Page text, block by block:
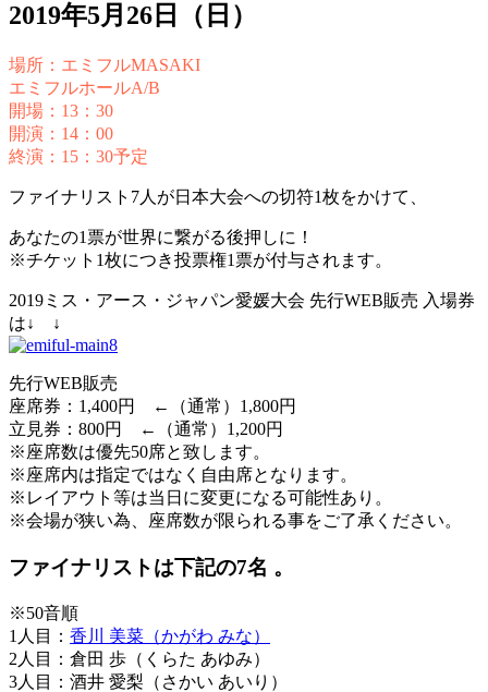
2019年5月26日（日）
場所：エミフルMASAKI
エミフルホールA/B
開場：13：30
開演：14：00
終演：15：30予定
ファイナリスト7人が日本大会への切符1枚をかけて、
あなたの1票が世界に繋がる後押しに！
※チケット1枚につき投票権1票が付与されます。
2019ミス・アース・ジャパン愛媛大会 先行WEB販売 入場券
は↓ ↓
先行WEB販売
座席券：1,400円 ←（通常）1,800円
立見券：800円 ←（通常）1,200円
※座席数は優先50席と致します。
※座席内は指定ではなく自由席となります。
※レイアウト等は当日に変更になる可能性あり。
※会場が狭い為、座席数が限られる事をご了承ください。
ファイナリストは下記の7名 。
※50音順
1人目： 香川 美菜（かがわ みな）
2人目：倉田 歩（くらた あゆみ）
3人目：酒井 愛梨（さかい あいり）